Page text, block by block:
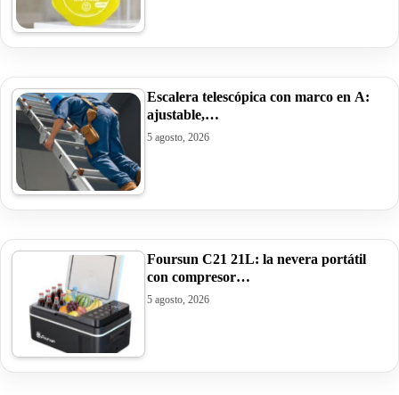
Escalera telescópica con marco en A:
ajustable,…
5 agosto, 2026
Foursun C21 21L: la nevera portátil
con compresor…
5 agosto, 2026